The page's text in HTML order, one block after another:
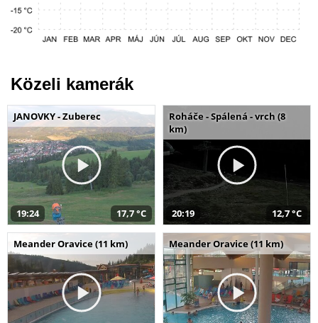
Közeli kamerák
JANOVKY - Zuberec
19:24 17,7 °C
Roháče - Spálená - vrch (8
km)
20:19 12,7 °C
Meander Oravice (11 km) Meander Oravice (11 km)